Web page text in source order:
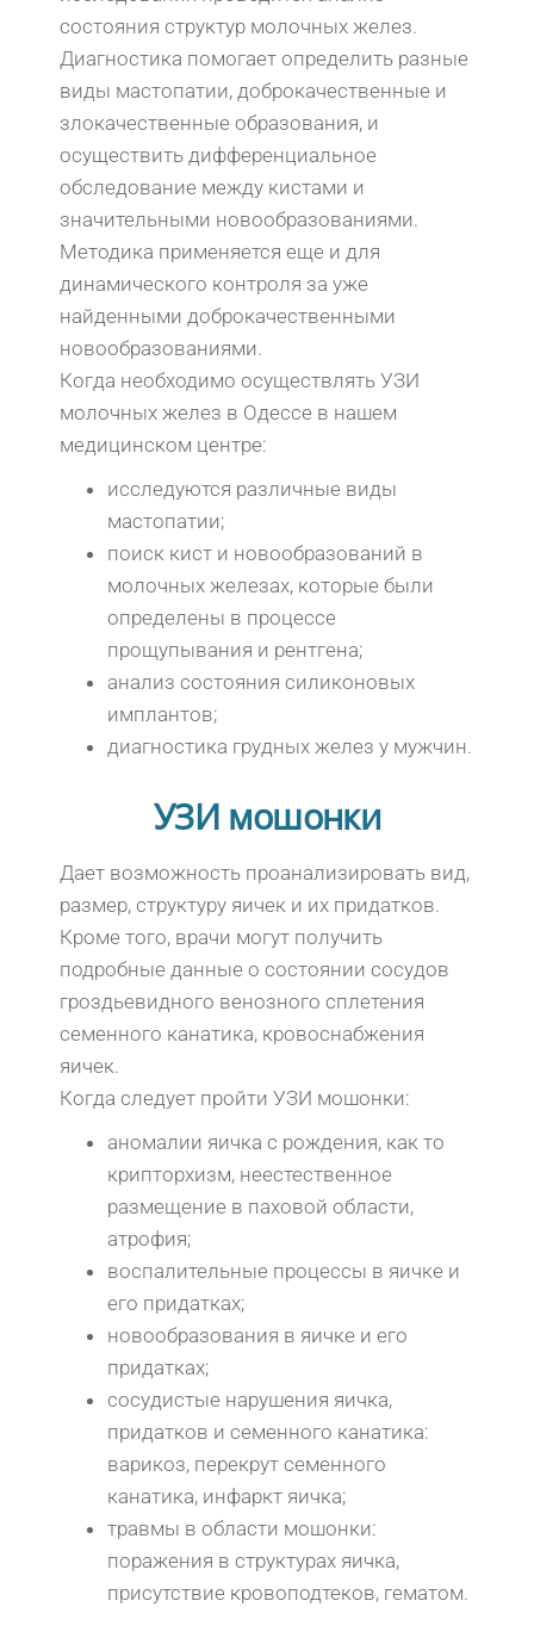
состояния структур молочных желез.
Диагностика помогает определить разные
виды мастопатии, доброкачественные и
злокачественные образования, и
осуществить дифференциальное
обследование между кистами и
значительными новообразованиями.
Методика применяется еще и для
динамического контроля за уже
найденными доброкачественными
новообразованиями.
Когда необходимо осуществлять УЗИ
молочных желез в Одессе в нашем
медицинском центре:
исследуются различные виды
мастопатии;
поиск кист и новообразований в
молочных железах, которые были
определены в процессе
прощупывания и рентгена;
анализ состояния силиконовых
имплантов;
диагностика грудных желез у мужчин.
УЗИ мошонки
Дает возможность проанализировать вид,
размер, структуру яичек и их придатков.
Кроме того, врачи могут получить
подробные данные о состоянии сосудов
гроздьевидного венозного сплетения
семенного канатика, кровоснабжения
яичек.
Когда следует пройти УЗИ мошонки:
аномалии яичка с рождения, как то
крипторхизм, неестественное
размещение в паховой области,
атрофия;
воспалительные процессы в яичке и
его придатках;
новообразования в яичке и его
придатках;
сосудистые нарушения яичка,
придатков и семенного канатика:
варикоз, перекрут семенного
канатика, инфаркт яичка;
травмы в области мошонки:
поражения в структурах яичка,
присутствие кровоподтеков, гематом.